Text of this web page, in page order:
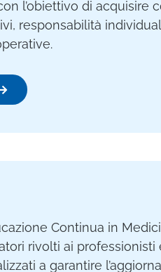
l’obiettivo di acquisire
responsabilità
Continua in
rivolti ai professionisti
a garantire